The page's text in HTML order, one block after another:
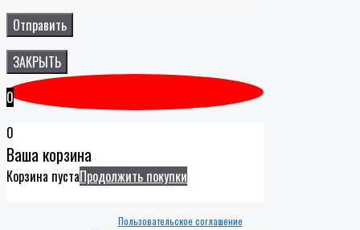
ЗАКРЫТЬ
0
0
Ваша корзина
Корзина пустаПродолжить покупки
Пользовательское соглашение